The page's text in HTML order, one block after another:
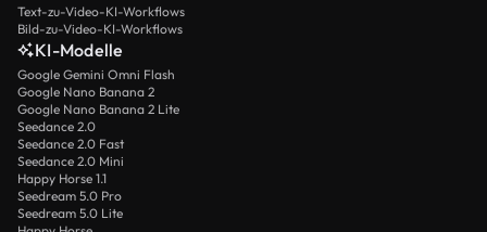
Text-zu-Video-KI-Workflows
Bild-zu-Video-KI-Workflows
KI-Modelle
Google Gemini Omni Flash
Google Nano Banana 2
Google Nano Banana 2 Lite
Seedance 2.0
Seedance 2.0 Fast
Seedance 2.0 Mini
Happy Horse 1.1
Seedream 5.0 Pro
Seedream 5.0 Lite